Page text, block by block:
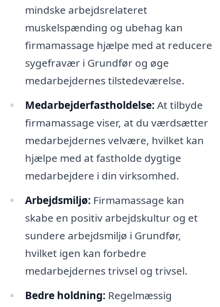
mindske arbejdsrelateret
muskelspænding og ubehag kan
firmamassage hjælpe med at reducere
sygefravær i Grundfør og øge
medarbejdernes tilstedeværelse.
Medarbejderfastholdelse: At tilbyde
firmamassage viser, at du værdsætter
medarbejdernes velvære, hvilket kan
hjælpe med at fastholde dygtige
medarbejdere i din virksomhed.
Arbejdsmiljø: Firmamassage kan
skabe en positiv arbejdskultur og et
sundere arbejdsmiljø i Grundfør,
hvilket igen kan forbedre
medarbejdernes trivsel og trivsel.
Bedre holdning: Regelmæssig